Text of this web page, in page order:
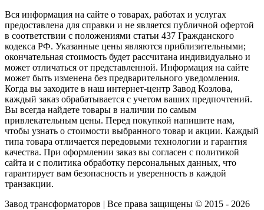
Вся информация на сайте о товарах, работах и услугах
предоставлена для справки и не является публичной офертой
в соответствии с положениями статьи 437 Гражданского
кодекса РФ. Указанные цены являются приблизительными;
окончательная стоимость будет рассчитана индивидуально и
может отличаться от представленной. Информация на сайте
может быть изменена без предварительного уведомления.
Когда вы заходите в наш интернет-центр Завод Козлова,
каждый заказ обрабатывается с учетом ваших предпочтений.
Вы всегда найдете товары в наличии по самым
привлекательным цены. Перед покупкой напишите нам,
чтобы узнать о стоимости выбранного товар и акции. Каждый
типа товара отличается передовыми технологии и гарантия
качества. При оформлении заказ вы согласен с политикой
сайта и с политика обработку персональных данных, что
гарантирует вам безопасность и уверенность в каждой
транзакции.
Завод трансформаторов | Все права защищены © 2015 - 2026